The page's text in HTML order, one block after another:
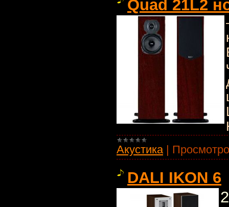
Quad 21L2
Акустика|
DALI IKON 6